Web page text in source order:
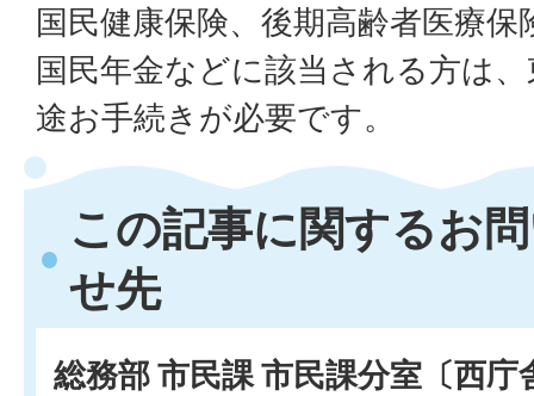
国民健康保険、後期高齢者医療
国民年金などに該当される方は
途お手続きが必要です。
この記事に関するお
せ先
総務部 市民課 市民課分室〔西庁